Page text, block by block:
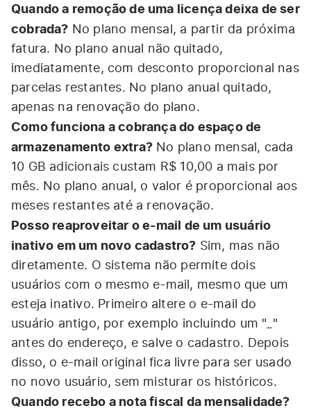
Quando a remoção de uma licença deixa de ser
cobrada? No plano mensal, a partir da próxima
fatura. No plano anual não quitado,
imediatamente, com desconto proporcional nas
parcelas restantes. No plano anual quitado,
apenas na renovação do plano.
Como funciona a cobrança do espaço de
armazenamento extra? No plano mensal, cada
10 GB adicionais custam R$ 10,00 a mais por
mês. No plano anual, o valor é proporcional aos
meses restantes até a renovação.
Posso reaproveitar o e-mail de um usuário
inativo em um novo cadastro? Sim, mas não
diretamente. O sistema não permite dois
usuários com o mesmo e-mail, mesmo que um
esteja inativo. Primeiro altere o e-mail do
usuário antigo, por exemplo incluindo um "_"
antes do endereço, e salve o cadastro. Depois
disso, o e-mail original fica livre para ser usado
no novo usuário, sem misturar os históricos.
Quando recebo a nota fiscal da mensalidade?